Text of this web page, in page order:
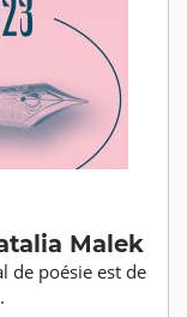
Malek
de poésie est de